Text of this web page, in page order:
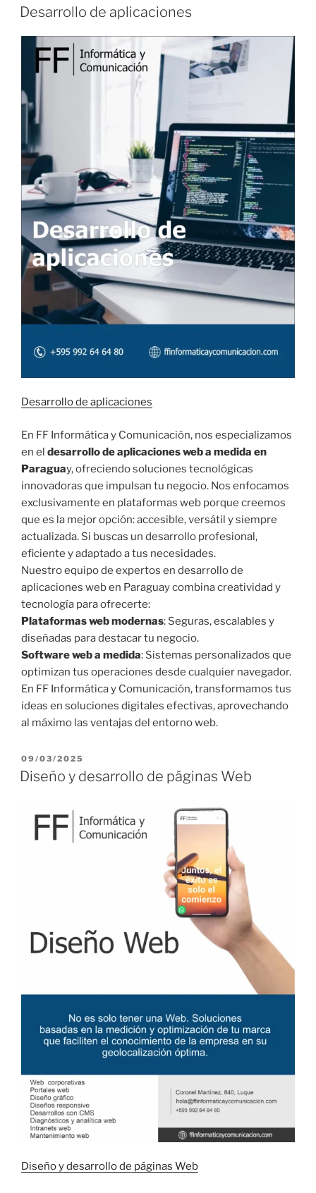
U
B
O
E
Desarrollo de aplicaciones
Desarrollo de aplicaciones
En FF Informática y Comunicación, nos especializamos
en el desarrollo de aplicaciones web a medida en
Paraguay, ofreciendo soluciones tecnológicas
innovadoras que impulsan tu negocio. Nos enfocamos
exclusivamente en plataformas web porque creemos
que es la mejor opción: accesible, versátil y siempre
actualizada. Si buscas un desarrollo profesional,
eficiente y adaptado a tus necesidades.
Nuestro equipo de expertos en desarrollo de
aplicaciones web en Paraguay combina creatividad y
tecnología para ofrecerte:
Plataformas web modernas: Seguras, escalables y
diseñadas para destacar tu negocio.
Software web a medida: Sistemas personalizados que
optimizan tus operaciones desde cualquier navegador.
En FF Informática y Comunicación, transformamos tus
ideas en soluciones digitales efectivas, aprovechando
al máximo las ventajas del entorno web.
P
U
B
09/03/2025
Diseño y desarrollo de páginas Web
Diseño y desarrollo de páginas Web